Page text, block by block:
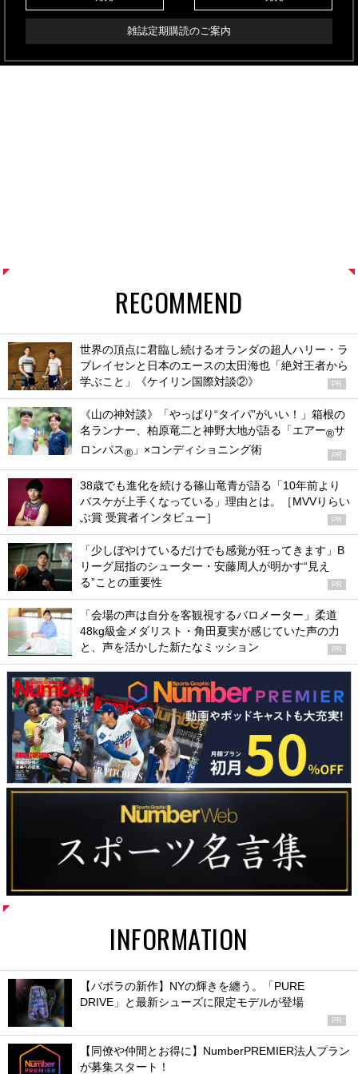
雑誌定期購読のご案内
RECOMMEND
世界の頂点に君臨し続けるオランダの超人ハリー・ラ
ブレイセンと日本のエースの太田海也「絶対王者から
学ぶこと」《ケイリン国際対談②》
PR
《山の神対談》「やっぱり“タイパ”がいい！」箱根の
名ランナー、柏原竜二と神野大地が語る「エアー®サ
ロンパス® 」×コンディショニング術 PR
38歳でも進化を続ける篠山竜青が語る「10年前より
バスケが上手くなっている」理由とは。［MVVりらい
ぶ賞 受賞者インタビュー］
PR
「少しぼやけているだけでも感覚が狂ってきます」B
リーグ屈指のシューター・安藤周人が明かす“見え
る”ことの重要性
PR
「会場の声は自分を客観視するバロメーター」柔道
48kg級金メダリスト・角田夏実が感じていた声の力
と、声を活かした新たなミッション
PR
INFORMATION
【バボラの新作】NYの輝きを纏う。「PURE
DRIVE」と最新シューズに限定モデルが登場
PR
【同僚や仲間とお得に】NumberPREMIER法人プラン
が募集スタート！